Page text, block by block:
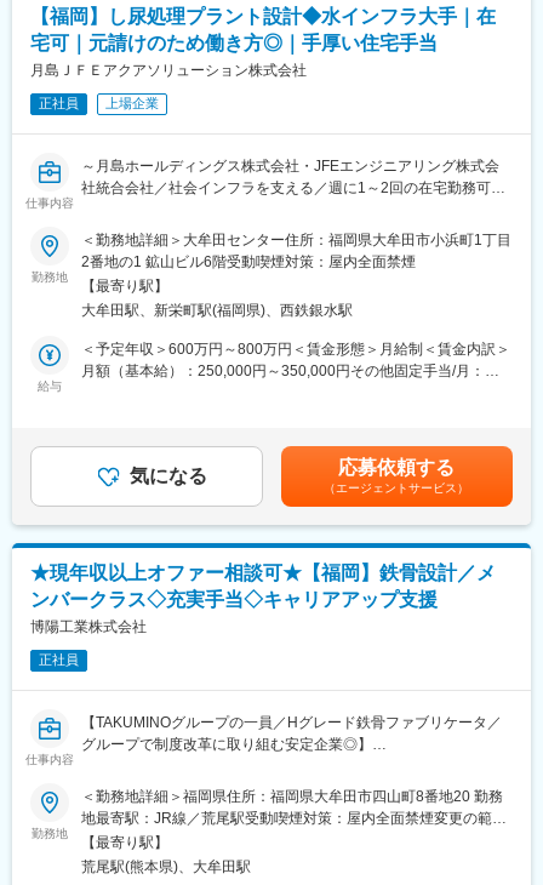
性の改善余地を抽出
◇CR・VAVE施策の企画
・代替部品や構造見直しなどの改善案を立案し、費用対効果を整
◇試作・評価
・改善案の試作を行い、電気測定を用いて性能・信頼性を確認
◇製造・調達との調整
・調達と代替部品の妥当性(価格・リードタイム)を検討
◇実装・効果確認
・決定した改善案を量産に反映し、QCD効果を検証
■キャリアパス
ほか、原価企画や量産設計など周辺領域へ守備範囲を広げられま
す。改善志向をもつ技術者が長期的に成長できるポジションで
「オーナー経営から組織経営へ転換」を掲げ、管理職のキャリア
採用を積極的に行っており、地方の中小企業ですが、シェア50％
以上の業界をリードするポジションを活かした新しいチャレンジ
も可能です。
加えて、所属部署や役職のポジションに縛られず、自ら提案に対
し、幅広い裁量権のもと業務を推進できることが魅力です。
■当社の特徴：
◇業界内では信号機4大メーカーの1つに数えられ、LED製品の開
発など他社に先んじた技術開発が特徴で、国内外でも高い技術力
変更の範囲：会社の定める業務
よる)賃金はあくまでも目安の金額であり、選考を通じて上下する
可能性があります。月給(月額)は固定手当を含めた表記です。
【福岡】し尿処理プラント設計◆水インフラ大手｜在
宅可｜元請けのため働き方◎｜手厚い住宅手当
月島ＪＦＥアクアソリューション株式会社
正社員 上場企業
仕事内容
～月島ホールディングス株式会社・JFEエンジニアリング株式会
社統合会社／社会インフラを支える／週に1～2回の在宅勤務可能
り（条件あり）／福利厚生充実／土日祝休み～
◎上下水道分野No.1を目指す成長企業
◎数億～数十億規模の大型案件に携われる
◎年間休日125日／残業月20h程度で働きやすい
◎家賃75％補助など福利厚生が充実
し尿処理プラントの設計業務（基本設計・詳細設計）をお任せし
【基本設計】
・計算書のチェック
・基本フロー図の作成
【詳細設計】
・設備配置設計
・配管図の作成
【その他】
・現場での設計検証
・設計内容のプレゼンテーション
■使用ツール
・BricsCAD（AutoCAD経験でも可）
勤務地
＜勤務地詳細＞大牟田センター住所：福岡県大牟田市小浜町1丁目
2番地の1 鉱山ビル6階受動喫煙対策：屋内全面禁煙
【最寄り駅】
大牟田駅、新栄町駅(福岡県)、西鉄銀水駅
給与
＜予定年収＞600万円～800万円＜賃金形態＞月給制＜賃金内訳＞
月額（基本給）：250,000円～350,000円その他固定手当/月：
給：年1回（4月）■賞与：年2回賃金はあくまでも目安の金額であ
り、選考を通じて上下する可能性があります。月給(月額)は固定手
気になる 応募依頼する
（エージェントサービス）
★現年収以上オファー相談可★【福岡】鉄骨設計／メ
ンバークラス◇充実手当◇キャリアアップ支援
博陽工業株式会社
正社員
仕事内容
【TAKUMINOグループの一員／Hグレード鉄骨ファブリケータ／
グループで制度改革に取り組む安定企業◎】
■採用背景：
～事業拡大に伴い、設計部門の強化のための増員募集～
■魅力ポイント
◎グループ経営でワンストップサービスを実現、経営水準を高め
勤務地
＜勤務地詳細＞福岡県住所：福岡県大牟田市四山町8番地20 勤務
地最寄駅：JR線／荒尾駅受動喫煙対策：屋内全面禁煙変更の範
囲：会社の定める事業所
【最寄り駅】
荒尾駅(熊本県)、大牟田駅